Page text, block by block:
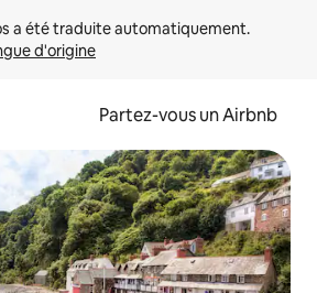
d'origine
Partez-vous un Airbnb